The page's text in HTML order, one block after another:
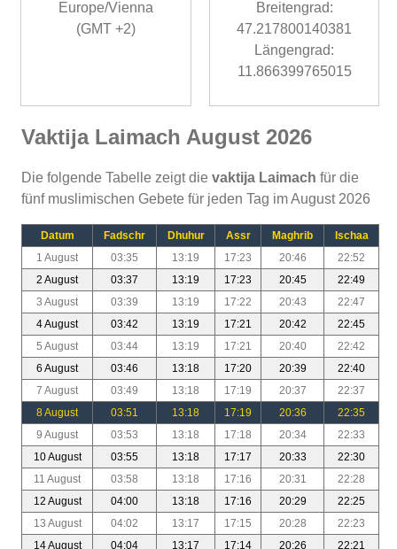
Europe/Vienna
(GMT +2)
Breitengrad:
47.217800140381
Längengrad:
11.866399765015
Vaktija Laimach August 2026
Die folgende Tabelle zeigt die vaktija Laimach für die
fünf muslimischen Gebete für jeden Tag im August 2026
Datum Fadschr Dhuhur Assr Maghrib
Ischaa
1 August
03:35 13:19 17:23 20:46
22:52
2 August
03:37 13:19 17:23 20:45
22:49
3 August
03:39 13:19 17:22 20:43
22:47
4 August
03:42 13:19 17:21 20:42
22:45
5 August
03:44 13:19 17:21 20:40
22:42
6 August
03:46 13:18 17:20 20:39
22:40
7 August
03:49 13:18 17:19 20:37
22:37
8 August
03:51 13:18 17:19 20:36
22:35
9 August
03:53 13:18 17:18 20:34
22:33
10 August
03:55 13:18 17:17 20:33
22:30
11 August
03:58 13:18 17:16 20:31
22:28
12 August
04:00 13:18 17:16 20:29
22:25
13 August
04:02 13:17 17:15 20:28
22:23
14 August
04:04 13:17 17:14 20:26 22:21